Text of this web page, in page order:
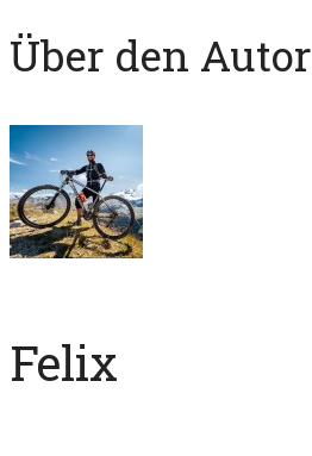
Über den Autor
Felix